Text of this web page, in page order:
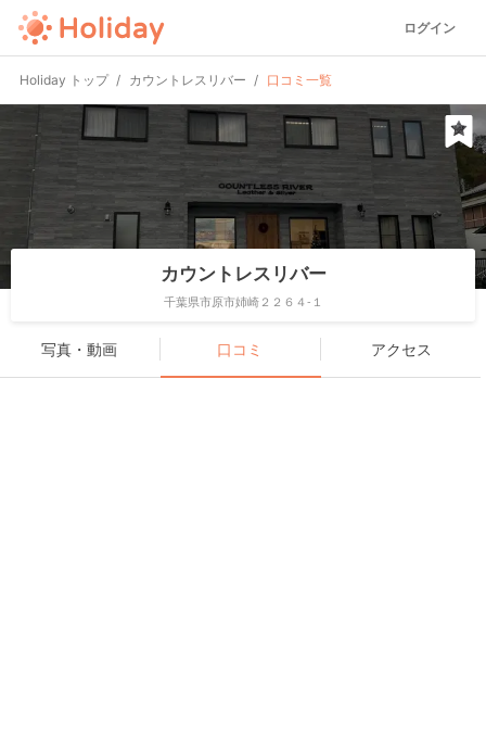
ログイン
Holiday トップ カウントレスリバー 口コミ一覧
カウントレスリバー
千葉県市原市姉崎２２６４-１
写真・動画 口コミ アクセス